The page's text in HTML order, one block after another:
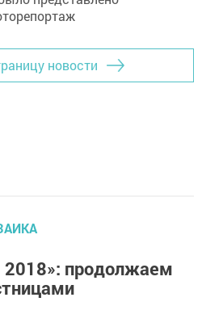
новости
2018»: продолжаем